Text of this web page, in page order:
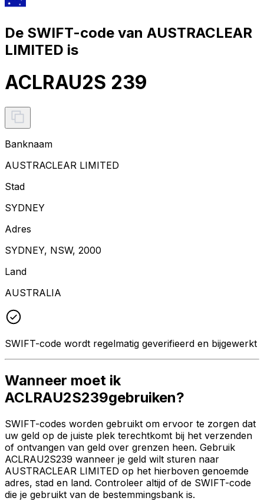
De SWIFT-code van AUSTRACLEAR
LIMITED is
ACLRAU2S 239
Banknaam
AUSTRACLEAR LIMITED
Stad
SYDNEY
Adres
SYDNEY, NSW, 2000
Land
AUSTRALIA
SWIFT-code wordt regelmatig geverifieerd en bijgewerkt
Wanneer moet ik
ACLRAU2S239gebruiken?
SWIFT-codes worden gebruikt om ervoor te zorgen dat
uw geld op de juiste plek terechtkomt bij het verzenden
of ontvangen van geld over grenzen heen. Gebruik
ACLRAU2S239 wanneer je geld wilt sturen naar
AUSTRACLEAR LIMITED op het hierboven genoemde
adres, stad en land. Controleer altijd of de SWIFT-code
die je gebruikt van de bestemmingsbank is.